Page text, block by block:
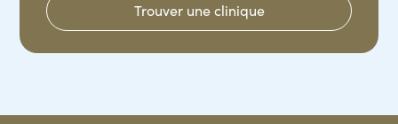
Trouver une clinique